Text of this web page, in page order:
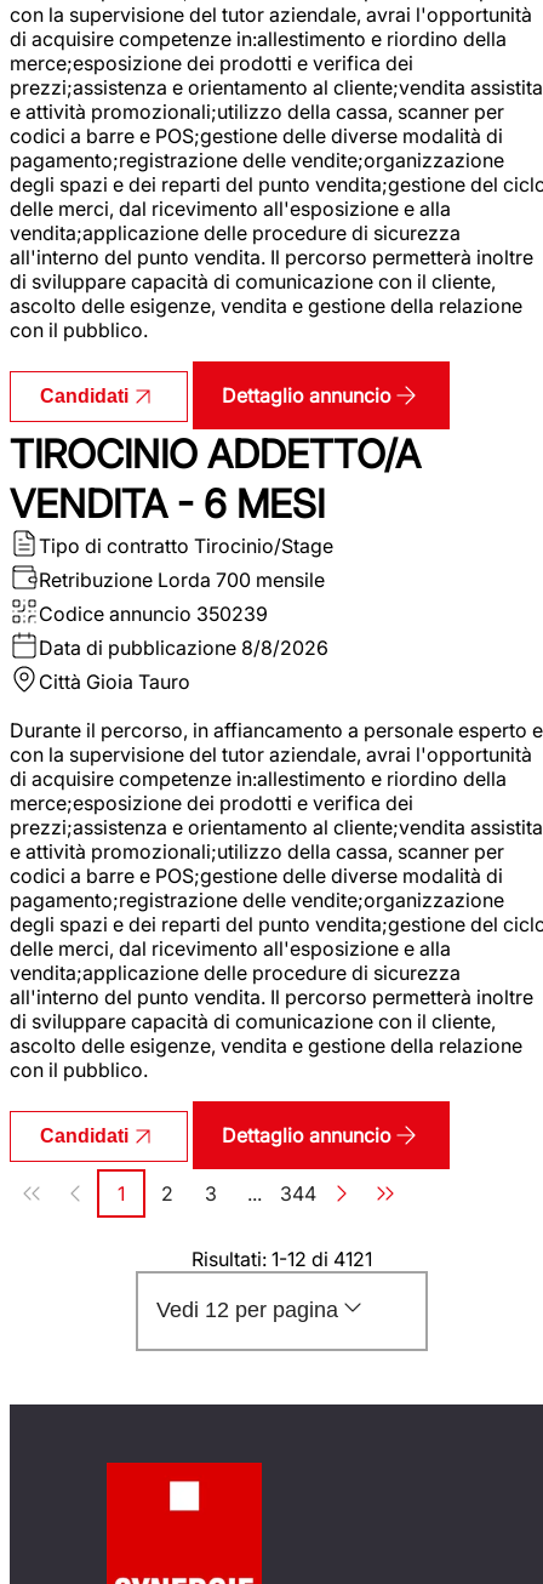
con la supervisione del tutor aziendale, avrai l'opportunità
di acquisire competenze in:allestimento e riordino della
merce;esposizione dei prodotti e verifica dei
prezzi;assistenza e orientamento al cliente;vendita assistita
e attività promozionali;utilizzo della cassa, scanner per
codici a barre e POS;gestione delle diverse modalità di
pagamento;registrazione delle vendite;organizzazione
degli spazi e dei reparti del punto vendita;gestione del
delle merci, dal ricevimento all'esposizione e alla
vendita;applicazione delle procedure di sicurezza
all'interno del punto vendita. Il percorso permetterà inoltre
di sviluppare capacità di comunicazione con il cliente,
ascolto delle esigenze, vendita e gestione della relazione
con il pubblico.
Candidati Dettaglio annuncio
TIROCINIO ADDETTO/A
VENDITA - 6 MESI
Tipo di contratto Tirocinio/Stage
Retribuzione Lorda 700 mensile
Codice annuncio 350239
Data di pubblicazione 8/8/2026
Città Gioia Tauro
Durante il percorso, in affiancamento a personale esperto e
con la supervisione del tutor aziendale, avrai l'opportunità
di acquisire competenze in:allestimento e riordino della
merce;esposizione dei prodotti e verifica dei
prezzi;assistenza e orientamento al cliente;vendita assistita
e attività promozionali;utilizzo della cassa, scanner per
codici a barre e POS;gestione delle diverse modalità di
pagamento;registrazione delle vendite;organizzazione
degli spazi e dei reparti del punto vendita;gestione del
delle merci, dal ricevimento all'esposizione e alla
vendita;applicazione delle procedure di sicurezza
all'interno del punto vendita. Il percorso permetterà inoltre
di sviluppare capacità di comunicazione con il cliente,
ascolto delle esigenze, vendita e gestione della relazione
con il pubblico.
Candidati Dettaglio annuncio
Paginazione
Pagina
1 Pagina
2 Pagina
3 ... Pagina
344
Risultati: 1-12 di 4121
Vedi 12 per pagina